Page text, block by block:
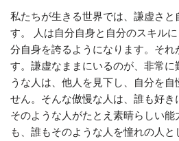
私たちが生きる世界では、謙虚さ
す。 人は自分自身と自分のスキル
分自身を誇るようになります。それ
す。謙虚なままにいるのが、非常に
うな人は、他人を見下し、自分を自
せん。そんな傲慢な人は、誰も好き
そのような人がたとえ素晴らしい能
も、誰もそのような人を憧れの人